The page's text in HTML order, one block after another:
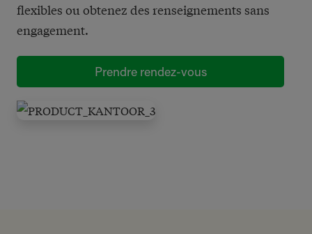
flexibles ou obtenez des renseignements sans
engagement.
Prendre rendez-vous